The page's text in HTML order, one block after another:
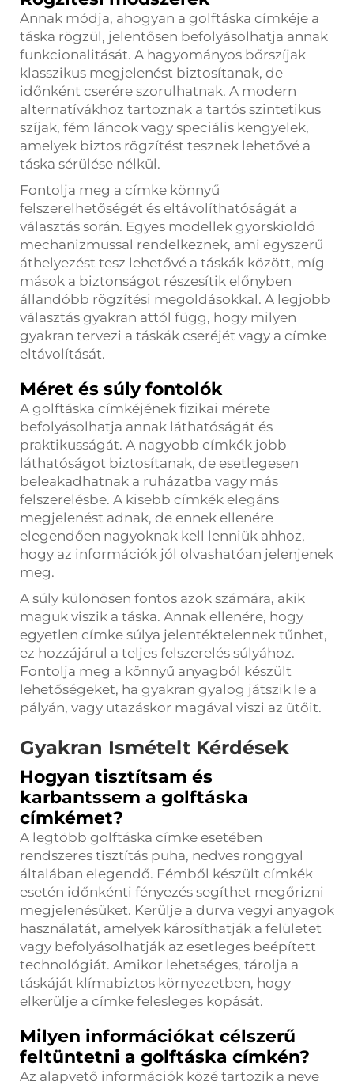
Annak módja, ahogyan a golftáska címkéje a
táska rögzül, jelentősen befolyásolhatja annak
funkcionalitását. A hagyományos bőrszíjak
klasszikus megjelenést biztosítanak, de
időnként cserére szorulhatnak. A modern
alternatívákhoz tartoznak a tartós szintetikus
szíjak, fém láncok vagy speciális kengyelek,
amelyek biztos rögzítést tesznek lehetővé a
táska sérülése nélkül.
Fontolja meg a címke könnyű
felszerelhetőségét és eltávolíthatóságát a
választás során. Egyes modellek gyorskioldó
mechanizmussal rendelkeznek, ami egyszerű
áthelyezést tesz lehetővé a táskák között, míg
mások a biztonságot részesítik előnyben
állandóbb rögzítési megoldásokkal. A legjobb
választás gyakran attól függ, hogy milyen
gyakran tervezi a táskák cseréjét vagy a címke
eltávolítását.
Méret és súly fontolók
A golftáska címkéjének fizikai mérete
befolyásolhatja annak láthatóságát és
praktikusságát. A nagyobb címkék jobb
láthatóságot biztosítanak, de esetlegesen
beleakadhatnak a ruházatba vagy más
felszerelésbe. A kisebb címkék elegáns
megjelenést adnak, de ennek ellenére
elegendően nagyoknak kell lenniük ahhoz,
hogy az információk jól olvashatóan jelenjenek
meg.
A súly különösen fontos azok számára, akik
maguk viszik a táska. Annak ellenére, hogy
egyetlen címke súlya jelentéktelennek tűnhet,
ez hozzájárul a teljes felszerelés súlyához.
Fontolja meg a könnyű anyagból készült
lehetőségeket, ha gyakran gyalog játszik le a
pályán, vagy utazáskor magával viszi az ütőit.
Gyakran Ismételt Kérdések
Hogyan tisztítsam és
karbantssem a golftáska
címkémet?
A legtöbb golftáska címke esetében
rendszeres tisztítás puha, nedves ronggyal
általában elegendő. Fémből készült címkék
esetén időnkénti fényezés segíthet megőrizni
megjelenésüket. Kerülje a durva vegyi anyagok
használatát, amelyek károsíthatják a felületet
vagy befolyásolhatják az esetleges beépített
technológiát. Amikor lehetséges, tárolja a
táskáját klímabiztos környezetben, hogy
elkerülje a címke felesleges kopását.
Milyen információkat célszerű
feltüntetni a golftáska címkén?
Az alapvető információk közé tartozik a neve